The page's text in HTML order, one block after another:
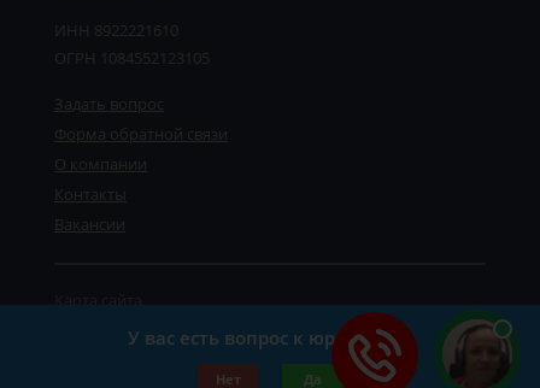
ИНН 8922221610
ОГРН 1084552123105
Задать вопрос
Форма обратной связи
О компании
Контакты
Вакансии
©2019-2026 Все права защищены.
Карта сайта
Политика персональных данных
У вас есть вопрос к юристу?
Нет Да